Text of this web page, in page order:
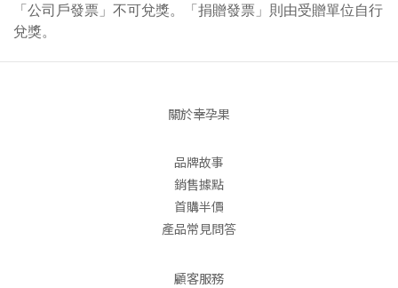
「 公司戶發票 」 不可兌獎。 「 捐贈發票 」 則由受贈單位自行
兌獎。
關於幸孕果
品牌故事
銷售據點
首購半價
產品常見問答
顧客服務